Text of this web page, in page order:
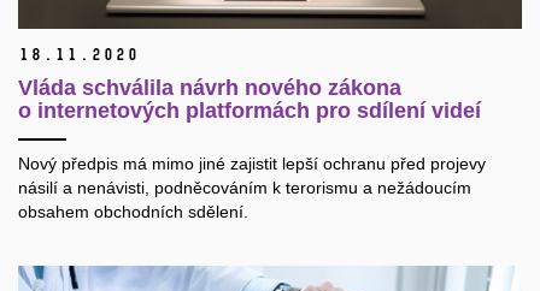
18. 11. 2020
Vláda schválila návrh nového zákona
o internetových platformách pro sdílení videí
Nový předpis má mimo jiné zajistit lepší ochranu před projevy
násilí a nenávisti, podněcováním k terorismu a nežádoucím
obsahem obchodních sdělení.